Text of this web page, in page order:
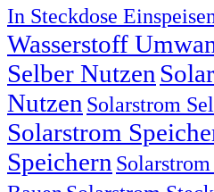
In Steckdose
Wasserstoff
Selber Nutzen
Nutzen Solarstrom
Solarstrom
Speichern